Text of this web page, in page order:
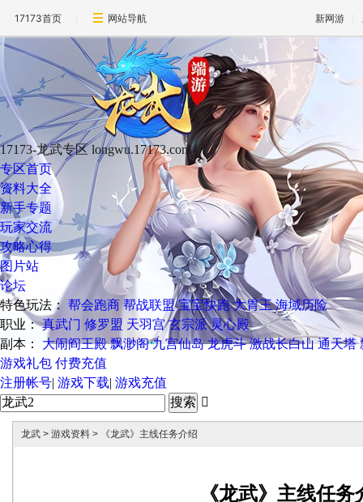
17173首页 网站导航 新网游
17173-龙武专区 longwu.17173.com
专区首页
资料大全
新手专题
玩家交流
攻略心得
图片站
论坛
特色玩法： 帮会跑商 帮战联盟 宝宝快跑 大胃王 海域历险
职业： 真武门 修罗盟 天羽宫 玄宗派 灵心殿
副本：
大闹阎王殿 飘渺阁 九宫仙岛 龙虎斗 激战长白山 通天塔
游戏礼包 付费充值
注册帐号| 游戏下载| 游戏充值

龙武 > 游戏资料 > 《龙武》主线任务介绍
《龙武》主线任务